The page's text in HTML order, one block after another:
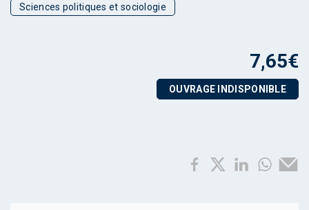
Sciences politiques et sociologie
7,65€
OUVRAGE INDISPONIBLE